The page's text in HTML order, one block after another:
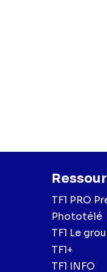
TF1 PRO
Phototélé
TF1 Le
TF1+
TF1 INFO